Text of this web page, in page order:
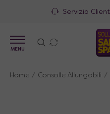
MENU
Home / Consolle Allungabili /